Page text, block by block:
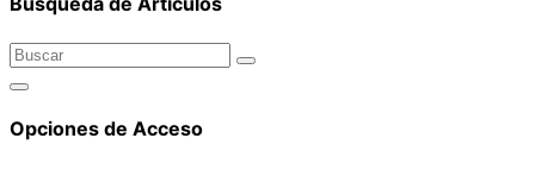
Opciones de Acceso